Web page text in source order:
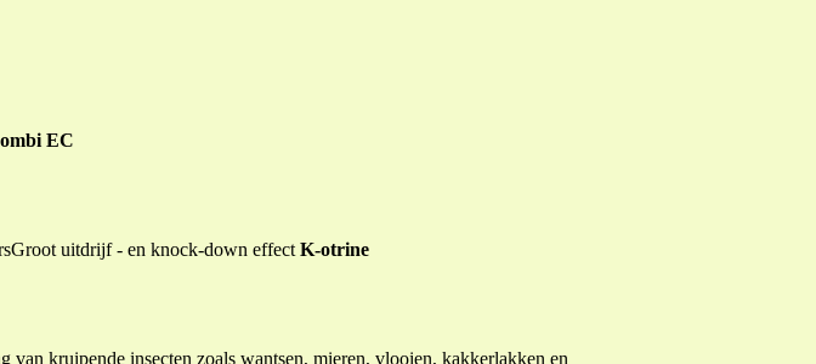
EC
uitdrijf - en knock-down effect K-otrine
kruipende insecten zoals wantsen, mieren, vlooien, kakkerlakken en